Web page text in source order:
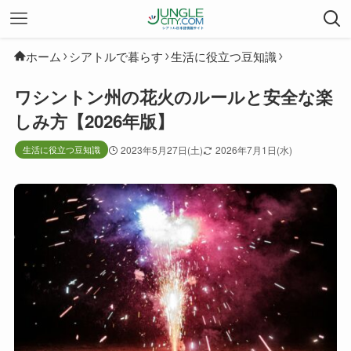
ホーム シアトルで暮らす 生活に役立つ豆知識
ワシントン州の花火のルールと安全な楽
しみ方【2026年版】
生活に役立つ豆知識 2023年5月27日(土) 2026年7月1日(水)